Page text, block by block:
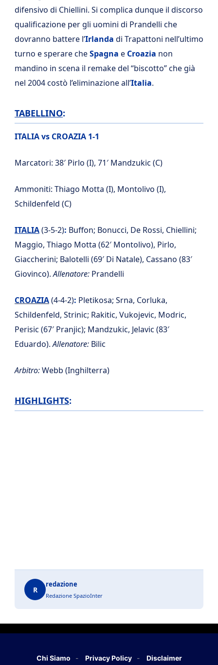
difensivo di Chiellini. Si complica dunque il discorso
qualificazione per gli uomini di Prandelli che
dovranno battere l’Irlanda di Trapattoni nell’ultimo
turno e sperare cheSpagna e Croazia non
mandino in scena il remake del “biscotto” che già
nel 2004 costò l’eliminazione all’Italia.
TABELLINO:
ITALIA vs CROAZIA 1-1
Marcatori: 38′ Pirlo (I), 71′ Mandzukic (C)
Ammoniti: Thiago Motta (I), Montolivo (I),
Schildenfeld (C)
ITALIA(3-5-2): Buffon; Bonucci, De Rossi, Chiellini;
Maggio, Thiago Motta (62′ Montolivo), Pirlo,
Giaccherini; Balotelli (69′ Di Natale), Cassano (83′
Giovinco).Allenatore: Prandelli
CROAZIA(4-4-2): Pletikosa; Srna, Corluka,
Schildenfeld, Strinic; Rakitic, Vukojevic, Modric,
Perisic (67′ Pranjic); Mandzukic, Jelavic (83′
Eduardo).Allenatore: Bilic
Arbitro:Webb (Inghilterra)
HIGHLIGHTS:
R
redazione
Redazione SpazioInter
Chi Siamo Privacy Policy Disclaimer